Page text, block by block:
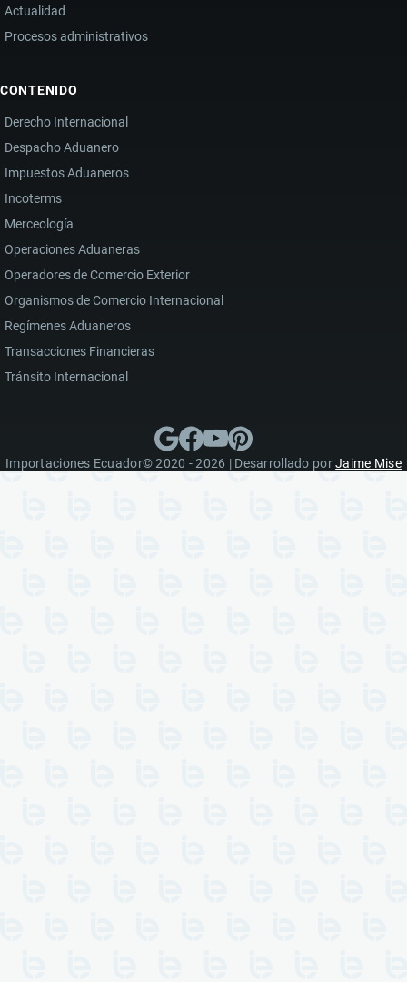
Actualidad
Procesos administrativos
CONTENIDO
Derecho Internacional
Despacho Aduanero
Impuestos Aduaneros
Incoterms
Merceología
Operaciones Aduaneras
Operadores de Comercio Exterior
Organismos de Comercio Internacional
Regímenes Aduaneros
Transacciones Financieras
Tránsito Internacional
Importaciones Ecuador© 2020 - 2026 | Desarrollado porJaime Mise